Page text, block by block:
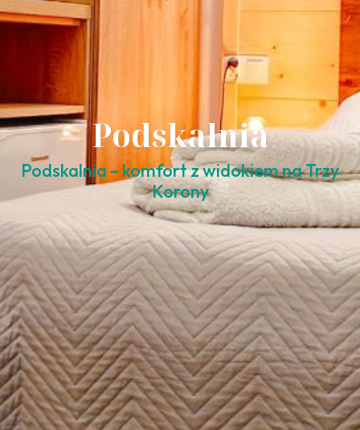
Podskalnia
Podskalnia – komfort z widokiem na Trzy
Korony